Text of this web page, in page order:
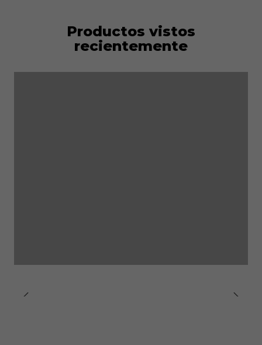
Productos vistos
recientemente